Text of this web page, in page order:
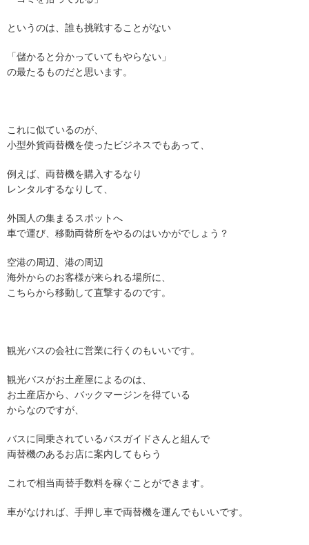
というのは、誰も挑戦することがない
「儲かると分かっていてもやらない」
の最たるものだと思います。
これに似ているのが、
小型外貨両替機を使ったビジネスでもあって、
例えば、両替機を購入するなり
レンタルするなりして、
外国人の集まるスポットへ
車で運び、移動両替所をやるのはいかがでしょう？
空港の周辺、港の周辺
海外からのお客様が来られる場所に、
こちらから移動して直撃するのです。
観光バスの会社に営業に行くのもいいです。
観光バスがお土産屋によるのは、
お土産店から、バックマージンを得ている
からなのですが、
バスに同乗されているバスガイドさんと組んで
両替機のあるお店に案内してもらう
これで相当両替手数料を稼ぐことができます。
車がなければ、手押し車で両替機を運んでもいいです。